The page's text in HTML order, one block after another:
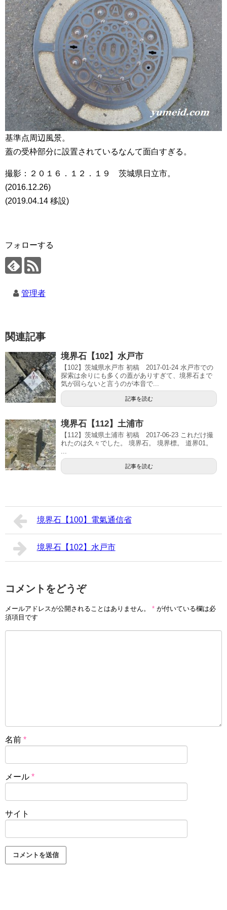
基準点周辺風景。
蓋の受枠部分に設置されているなんて面白すぎる。
撮影：２０１６．１２．１９ 茨城県日立市。
(2016.12.26)
(2019.04.14 移設)
フォローする
管理者
関連記事
境界石【102】水戸市
【102】茨城県水戸市 初稿 2017-01-24 水戸市での
探索は余りにも多くの蓋がありすぎて、境界石まで
気が回らないと言うのが本音で...
記事を読む
境界石【112】土浦市
【112】茨城県土浦市 初稿 2017-06-23 これだけ撮
れたのは久々でした。 境界石。 境界標。 道界01。
...
記事を読む
境界石【100】電氣通信省
境界石【102】水戸市
コメントをどうぞ
メールアドレスが公開されることはありません。 * が付いている欄は必
須項目です
名前 *
メール *
サイト